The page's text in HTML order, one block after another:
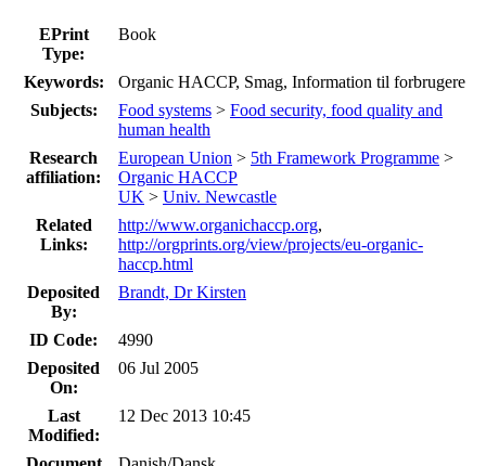
EPrint
Type:
Book
Keywords:
Organic HACCP, Smag, Information til forbrugere
Subjects:
Food systems > Food security, food quality and
human health
Research
affiliation:
European Union > 5th Framework Programme >
Organic HACCP
UK > Univ. Newcastle
Related
Links:
http://www.organichaccp.org,
http://orgprints.org/view/projects/eu-organic-
haccp.html
Deposited
By:
Brandt, Dr Kirsten
ID Code:
4990
Deposited
On:
06 Jul 2005
Last
Modified:
12 Dec 2013 10:45